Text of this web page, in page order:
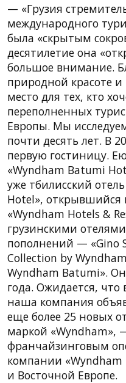
— «Грузия
международного
была «скрытым
десятилетие она
большое внимание.
природной красоте
место для тех, кто
переполненных
Европы. Мы
почти десять лет. В
первую гостиницу.
«Wyndham Batumi
уже тбилисский
Hotel», открывшийся
«Wyndham Hotels &
грузинскими
пополнений — «Gino
Collection by
Wyndham Batumi».
года. Ожидается,
наша компания
еще более 25 новых
маркой «Wyndham»,
франчайзинговым
компании
и Восточной Европе.